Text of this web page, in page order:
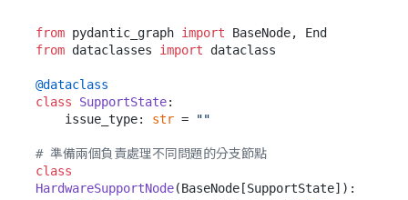
from pydantic_graph import
from dataclasses import dataclass
@dataclass
class
SupportState:
    issue_type:
str = ""
# 準備兩個負責處理不同問題的分支節點
class
HardwareSupportNode(BaseNode[SupportState]):